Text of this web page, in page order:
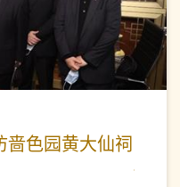
啬色园黄大仙祠